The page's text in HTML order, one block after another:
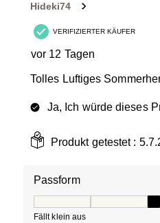
Hideki74
VERIFIZIERTER KÄUFER
vor 12 Tagen
Tolles Luftiges
Ja, Ich würde dieses
Produkt getestet :
Passform
Fällt klein aus